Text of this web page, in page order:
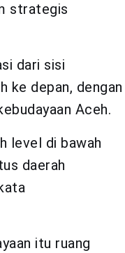
strategis
dari sisi
ke depan, dengan
Aceh.
level di bawah
daerah
itu ruang